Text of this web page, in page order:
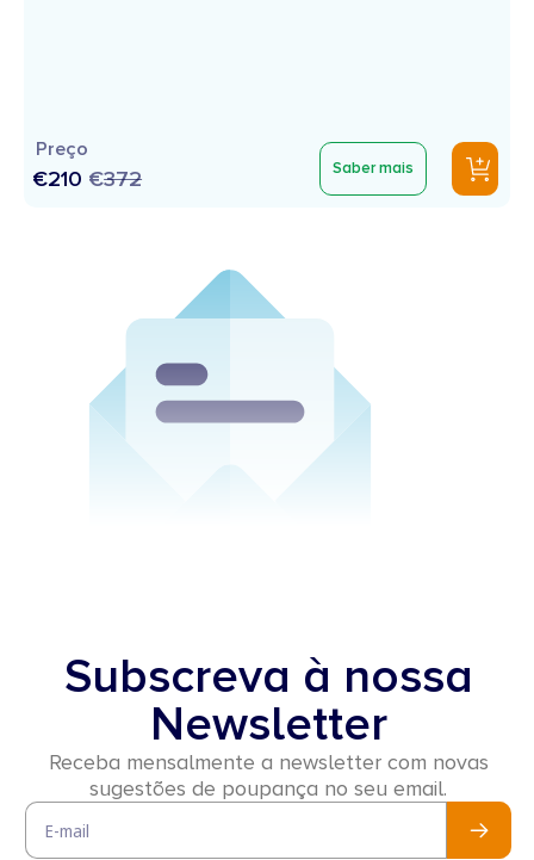
Preço
€210 €372 Saber mais
Subscreva à nossa
Newsletter
Receba mensalmente a newsletter com novas
sugestões de poupança no seu email.
Email